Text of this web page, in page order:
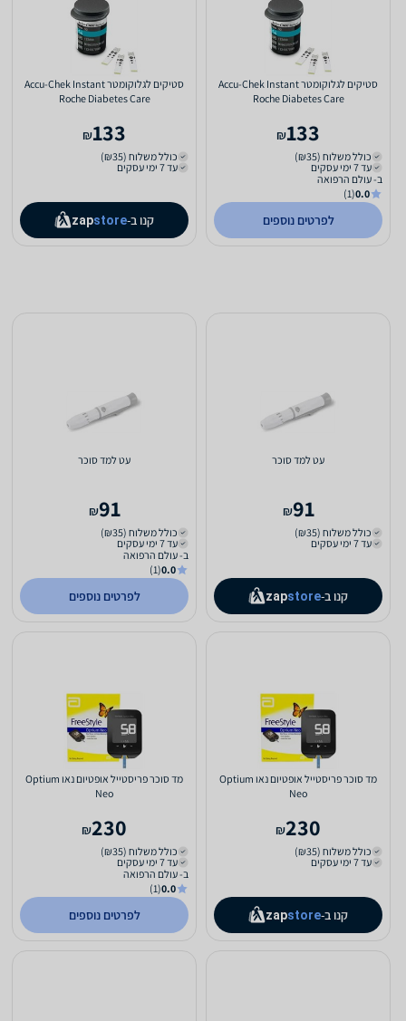
סטיקים לגלוקומטר Accu-Chek Instant
Roche Diabetes Care
133
₪
כולל משלוח (₪35)
עד 7 ימי עסקים
ב- עולם הרפואה
0.0
(1)
לפרטים נוספים
סטיקים לגלוקומטר Accu-Chek Instant
Roche Diabetes Care
133
₪
כולל משלוח (₪35)
עד 7 ימי עסקים
קנו ב- zapstore
עט למד סוכר
91
₪
כולל משלוח (₪35)
עד 7 ימי עסקים
קנו ב- zapstore
עט למד סוכר
91
₪
כולל משלוח (₪35)
עד 7 ימי עסקים
ב- עולם הרפואה
0.0
(1)
לפרטים נוספים
מד סוכר פריסטייל אופטיום נאו Optium
Neo
230
₪
כולל משלוח (₪35)
עד 7 ימי עסקים
קנו ב- zapstore
מד סוכר פריסטייל אופטיום נאו Optium
Neo
230
₪
כולל משלוח (₪35)
עד 7 ימי עסקים
ב- עולם הרפואה
0.0
(1)
לפרטים נוספים